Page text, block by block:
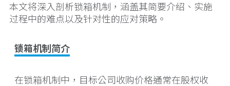
本文将深入剖析锁箱机制，涵盖其简要介绍、实施
过程中的难点以及针对性的应对策略。
锁箱机制简介
在锁箱机制中，目标公司收购价格通常在股权收